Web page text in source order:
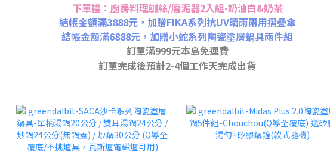
下單禮：廚房料理刨絲/磨泥器2入組-奶油白&奶茶
結帳金額滿3888元，加贈FIKA系列抗UV晴雨兩用摺疊傘
結帳金額滿6888元，加贈小蛇系列陶瓷塗層鍋具兩件組
訂單滿999元本島免運費
訂單完成後預計2-4個工作天完成出貨